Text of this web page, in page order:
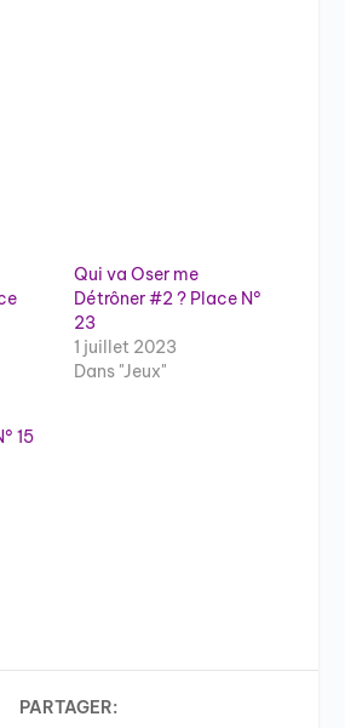
Qui va Oser me
Détrôner #2 ? Place N°
23
1 juillet 2023
Dans "Jeux"
15
PARTAGER: